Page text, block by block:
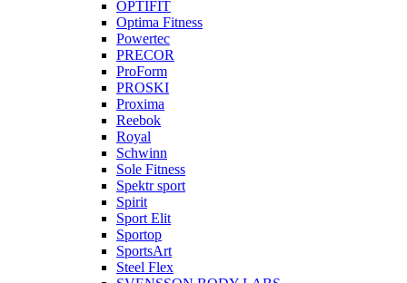
OPTIFIT
Optima Fitness
Powertec
PRECOR
ProForm
PROSKI
Proxima
Reebok
Royal
Schwinn
Sole Fitness
Spektr sport
Spirit
Sport Elit
Sportop
SportsArt
Steel Flex